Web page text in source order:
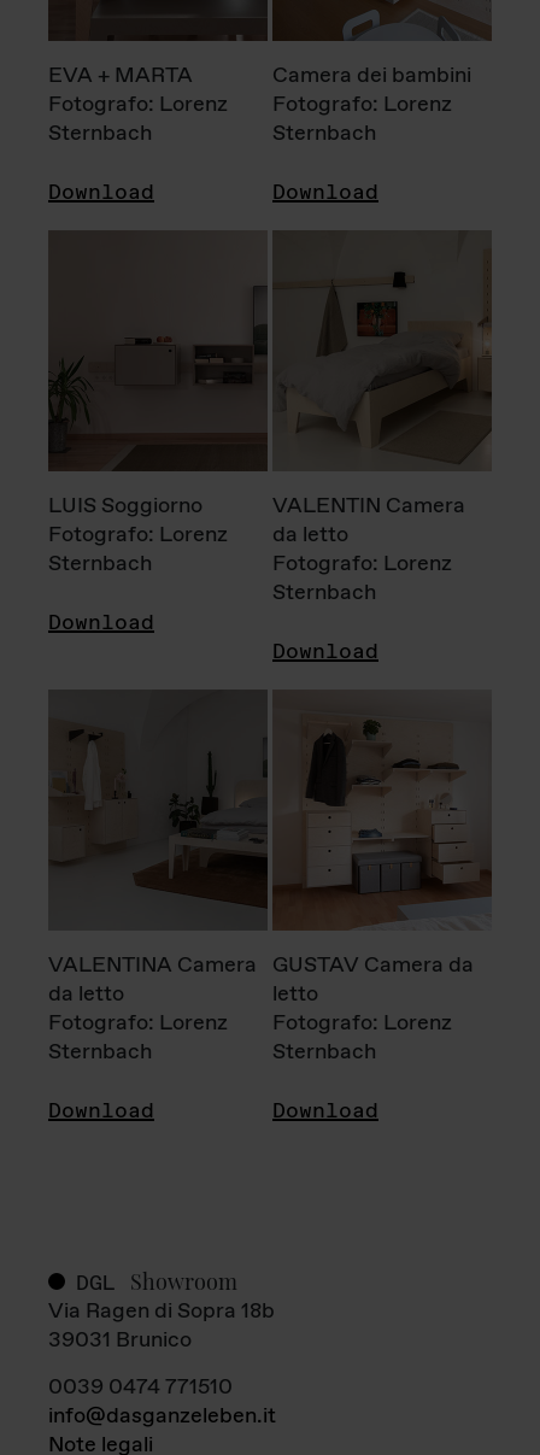
EVA + MARTA
Fotografo: Lorenz
Sternbach
Download
Camera dei bambini
Fotografo: Lorenz
Sternbach
Download
LUIS Soggiorno
Fotografo: Lorenz
Sternbach
Download
VALENTIN Camera
da letto
Fotografo: Lorenz
Sternbach
Download
VALENTINA Camera
da letto
Fotografo: Lorenz
Sternbach
Download
GUSTAV Camera da
letto
Fotografo: Lorenz
Sternbach
Download
DGL Showroom
Via Ragen di Sopra 18b
39031 Brunico
0039 0474 771510
info@dasganzeleben.it
Note legali